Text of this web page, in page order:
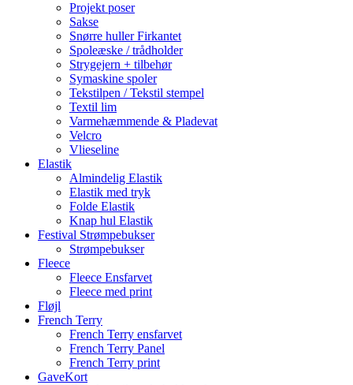
Projekt poser
Sakse
Snørre huller Firkantet
Spoleæske / trådholder
Strygejern + tilbehør
Symaskine spoler
Tekstilpen / Tekstil stempel
Textil lim
Varmehæmmende & Pladevat
Velcro
Vlieseline
Elastik
Almindelig Elastik
Elastik med tryk
Folde Elastik
Knap hul Elastik
Festival Strømpebukser
Strømpebukser
Fleece
Fleece Ensfarvet
Fleece med print
Fløjl
French Terry
French Terry ensfarvet
French Terry Panel
French Terry print
GaveKort